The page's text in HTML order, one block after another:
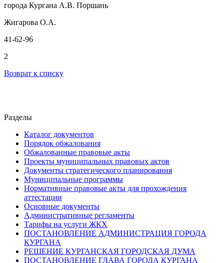
города Кургана А.В. Поршань
Жигарова О.А.
41-62-96
2
Возврат к списку
Разделы
Каталог документов
Порядок обжалования
Обжалованные правовые акты
Проекты муниципальных правовых актов
Документы стратегического планирования
Муниципальные программы
Нормативные правовые акты для прохождения
аттестации
Основные документы
Административные регламенты
Тарифы на услуги ЖКХ
ПОСТАНОВЛЕНИЕ АДМИНИСТРАЦИЯ ГОРОДА
КУРГАНА
РЕШЕНИЕ КУРГАНСКАЯ ГОРОДСКАЯ ДУМА
ПОСТАНОВЛЕНИЕ ГЛАВА ГОРОДА КУРГАНА